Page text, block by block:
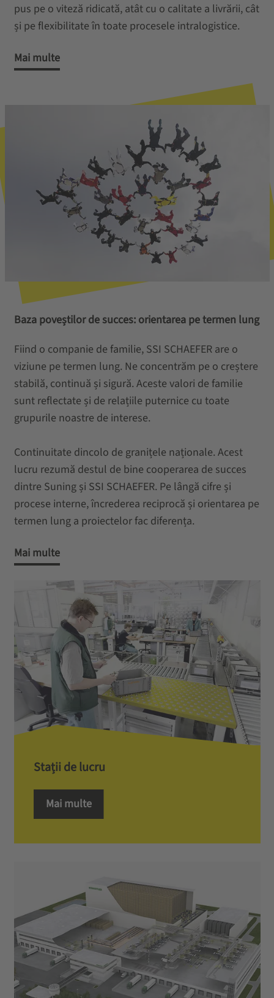
pus pe o viteză ridicată, atât cu o calitate a livrării, cât
și pe flexibilitate în toate procesele intralogistice.
Mai multe
Baza poveștilor de succes: orientarea pe termen lung
Fiind o companie de familie, SSI SCHAEFER are o
viziune pe termen lung. Ne concentrăm pe o creștere
stabilă, continuă și sigură. Aceste valori de familie
sunt reflectate și de relațiile puternice cu toate
grupurile noastre de interese.
Continuitate dincolo de granițele naționale. Acest
lucru rezumă destul de bine cooperarea de succes
dintre Suning și SSI SCHAEFER. Pe lângă cifre și
procese interne, încrederea reciprocă și orientarea pe
termen lung a proiectelor fac diferența.
Mai multe
Stații de lucru
Mai multe